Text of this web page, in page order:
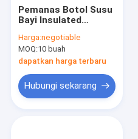
Pemanas Botol Susu
Bayi Insulated
Warmer Untuk Kereta
Dorong Perjalanan
Harga:negotiable
MOQ:10 buah
dapatkan harga terbaru
Hubungi sekarang